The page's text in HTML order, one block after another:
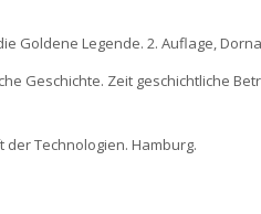
Goldene Legende. 2. Auflage,
Geschichte. Zeit geschichtliche
der Technologien. Hamburg.